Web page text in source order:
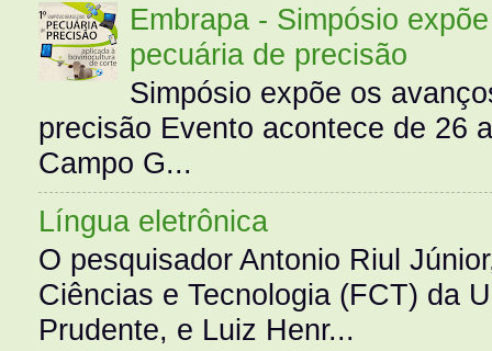
Embrapa - Simpósio
pecuária de precisão
Simpósio expõe os
precisão Evento acontece de 26
Campo G...
Língua eletrônica
O pesquisador Antonio Riul
Ciências e Tecnologia (FCT) da
Prudente, e Luiz Henr...